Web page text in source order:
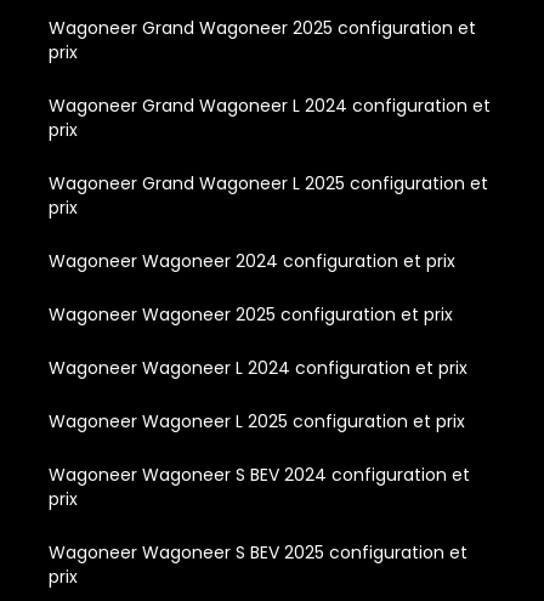
Wagoneer Grand Wagoneer 2025 configuration et
prix
Wagoneer Grand Wagoneer L 2024 configuration et
prix
Wagoneer Grand Wagoneer L 2025 configuration et
prix
Wagoneer Wagoneer 2024 configuration et prix
Wagoneer Wagoneer 2025 configuration et prix
Wagoneer Wagoneer L 2024 configuration et prix
Wagoneer Wagoneer L 2025 configuration et prix
Wagoneer Wagoneer S BEV 2024 configuration et
prix
Wagoneer Wagoneer S BEV 2025 configuration et
prix